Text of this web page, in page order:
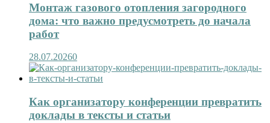
Монтаж газового отопления загородного
дома: что важно предусмотреть до начала
работ
28.07.20260
Как организатору конференции превратить
доклады в тексты и статьи